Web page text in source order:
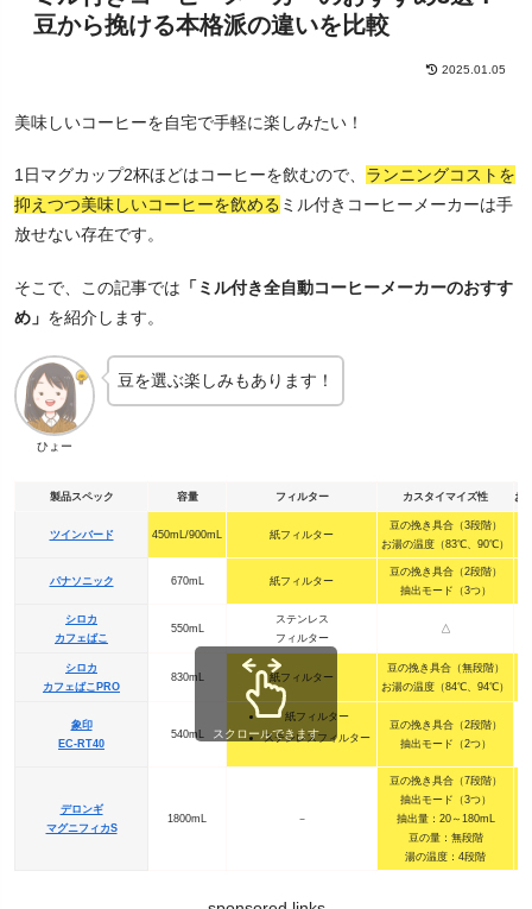
豆から挽ける本格派の違いを比較
2025.01.05
美味しいコーヒーを自宅で手軽に楽しみたい！
1日マグカップ2杯ほどはコーヒーを飲むので、 ランニングコストを
抑えつつ美味しいコーヒーを飲める ミル付きコーヒーメーカーは手
放せない存在です。
そこで、この記事では 「ミル付き全自動コーヒーメーカーのおすす
め」 を紹介します。
ひょー
豆を選ぶ楽しみもあります！
製品スペック 容量 フィルター カスタイマイズ性 お
ツインバード 450mL/900mL 紙フィルター
豆の挽き具合（3段階）
お湯の温度（83℃、90℃）
パナソニック 670mL 紙フィルター
豆の挽き具合（2段階）
抽出モード（3つ）
シロカ
カフェばこ
550mL
ステンレス
フィルター
△
シロカ
カフェばこPRO
830mL 紙フィルター
豆の挽き具合（無段階）
お湯の温度（84℃、94℃）
象印
EC-RT40
540mL
紙フィルター
ステンレスフィルター
豆の挽き具合（2段階）
抽出モード（2つ）
デロンギ
マグニフィカS
1800mL －
豆の挽き具合（7段階）
抽出モード（3つ）
抽出量：20～180mL
豆の量：無段階
湯の温度：4段階
スクロールできます